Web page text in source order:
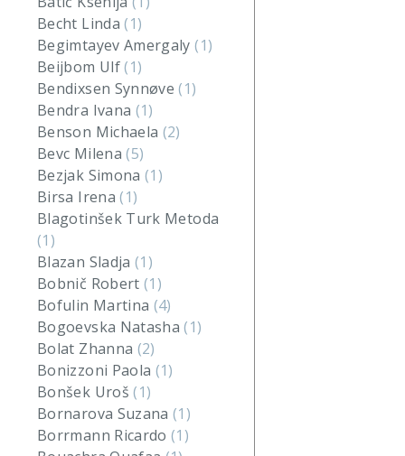
Becht Linda(1)
Begimtayev Amergaly(1)
Beijbom Ulf(1)
Bendixsen Synnøve(1)
Bendra Ivana (1)
Benson Michaela (2)
Bevc Milena(5)
Bezjak Simona(1)
Birsa Irena(1)
Blagotinšek Turk Metoda
(1)
Blazan Sladja(1)
Bobnič Robert(1)
Bofulin Martina (4)
Bogoevska Natasha(1)
Bolat Zhanna (2)
Bonizzoni Paola (1)
Bonšek Uroš(1)
Bornarova Suzana(1)
Borrmann Ricardo(1)